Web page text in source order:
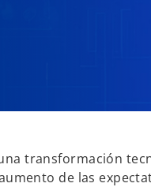
transformación
de las